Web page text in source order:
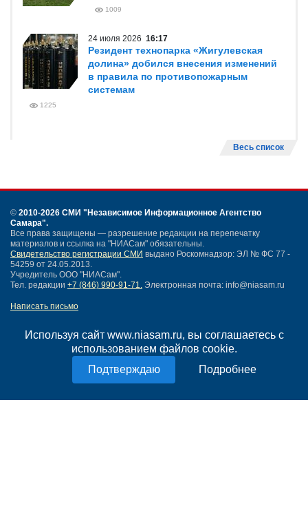
Используя сайт www.niasam.ru, вы соглашаетесь с
использованием файлов cookie.
Подробнее
1009
24 июля 2026 16:17
Резидент технопарка «Жигулевская
долина» добился внесения изменений
в правила по противопожарным
системам
1225
Весь список
© 2010-2026 СМИ "Независимое Информационное Агентство
Самара".
Все права защищены — разрешение редакции на перепечатку
материалов и ссылка на "НИАСам" обязательны.
Свидетельство регистрации СМИ выдано Роскомнадзор: ЭЛ № ФС 77 -
54259 от 24.05.2013.
Учредитель ООО "НИАСам".
Тел. редакции +7 (846) 990-91-71. Электронная почта: info@niasam.ru
Написать письмо
Нашли ошибку?
Политика конфиденциальности